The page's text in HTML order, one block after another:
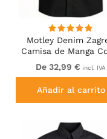
Motley Denim
Camisa de Manga
Negro
De 32,99 € incl. IVA
Añadir al carrito